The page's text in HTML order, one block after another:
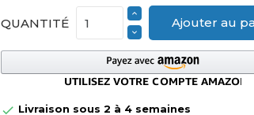
QUANTITÉ Ajouter au
 Livraison sous 2 à 4 semaines